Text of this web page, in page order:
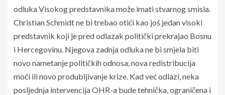
odluka Visokog predstavnika može imati stvarnog smisla.
Christian Schmidt ne bi trebao otići kao još jedan visoki
predstavnik koji je pred odlazak politički prekrajao Bosnu
i Hercegovinu. Njegova zadnja odluka ne bi smjela biti
novo nametanje političkih odnosa, nova redistribucija
moći ili novo produbljivanje krize. Kad već odlazi, neka
posljednja intervencija OHR-a bude tehnička, ograničena i